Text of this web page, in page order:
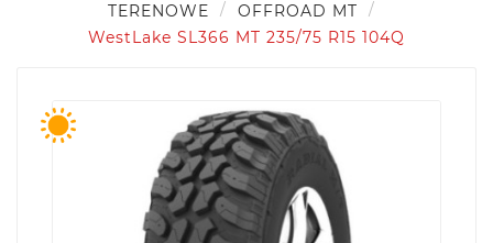
TERENOWE
OFFROAD MT
WestLake SL366 MT 235/75 R15 104Q